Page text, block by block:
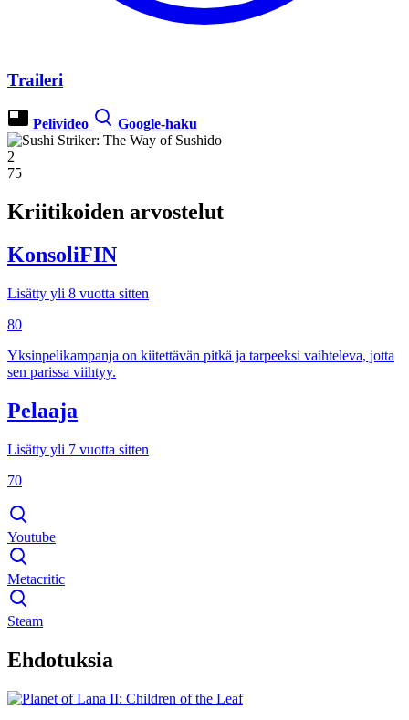
Traileri
Pelivideo Google-haku
2
75
Kriitikoiden arvostelut
KonsoliFIN
Lisätty yli 8 vuotta sitten
80
Yksinpelikampanja on kiitettävän pitkä ja tarpeeksi vaihteleva, jotta
sen parissa viihtyy.
Pelaaja
Lisätty yli 7 vuotta sitten
70
Youtube
Metacritic
Steam
Ehdotuksia